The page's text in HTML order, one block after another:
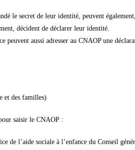
le secret de leur identité, peuvent
décident de déclarer leur identité.
peuvent aussi adresser au CNAOP une
et des familles)
saisir le CNAOP :
de l’aide sociale à l’enfance du Conseil